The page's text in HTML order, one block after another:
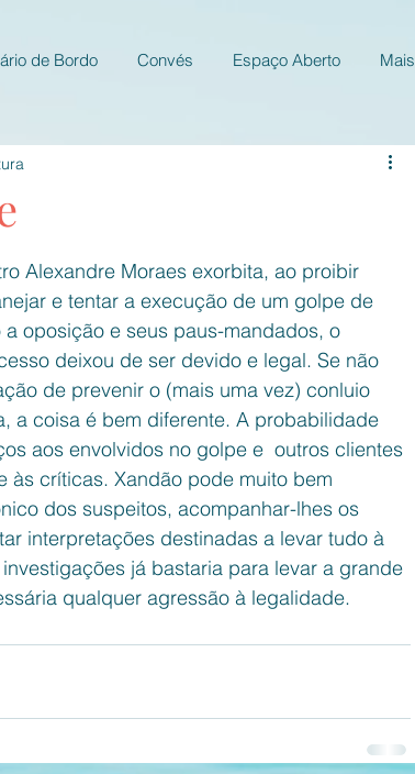
de Bordo Convés Espaço Aberto Mais
Alexandre Moraes exorbita, ao proibir
e tentar a execução de um golpe de
oposição e seus paus-mandados, o
deixou de ser devido e legal. Se não
de prevenir o (mais uma vez) conluio
a coisa é bem diferente. A probabilidade
aos envolvidos no golpe e  outros clientes
às críticas. Xandão pode muito bem
dos suspeitos, acompanhar-lhes os
interpretações destinadas a levar tudo à
já bastaria para levar a grande
qualquer agressão à legalidade.